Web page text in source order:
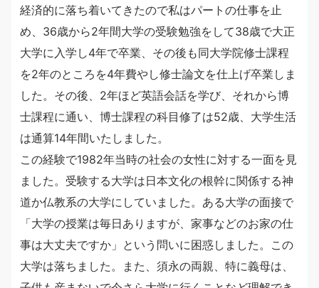
経済的に落ち着いてきたので私はパートの仕事を止
め、36歳から2年間大学の受験勉強をして38歳で大正
大学に入学し4年で卒業、その後も同大学院修士課程
を2年のところを4年費やし修士論文を仕上げ卒業しま
した。その後、2年ほど英語会話を学び、それから博
士課程に通い、博士課程の科目修了は52歳、大学生活
は通算14年間いたしました。
この経験で1982年当時の社会の女性に対する一面を見
ました。受験する大学は日本文化の根幹に関係する神
道か仏教系の大学にしていました。ある大学の面接で
「大学の授業は毎日ありますが、家事などのお家の仕
事は大丈夫ですか」という問いに困惑しました。この
大学は落ちました。また、須永の両親、特に義母は、